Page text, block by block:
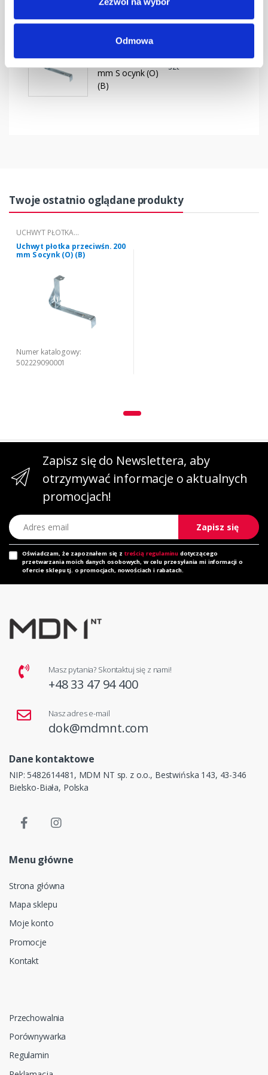
Odmowa
mm S
Uchwyt płotka
przeciwśn. 200
mm S ocynk (O)
(B)
szt –
Twoje ostatnio oglądane produkty
UCHWYT PŁOTKA
PRZECIWŚNIEGOWEGO "S" 200 (B)
Uchwyt płotka przeciwśn. 200
mm S ocynk (O) (B)
Numer katalogowy:
502229090001
Zapisz się do Newslettera, aby
otrzymywać informacje o aktualnych
promocjach!
Adres email
Zapisz się
Oświadczam, że zapoznałem się z treścią regulaminu dotyczącego
przetwarzania moich danych osobowych, w celu przesyłania mi informacji o
ofercie sklepu tj. o promocjach, nowościach i rabatach.
Masz pytania? Skontaktuj się z nami!
+48 33 47 94 400
Nasz adres e-mail
dok@mdmnt.com
Dane kontaktowe
NIP: 5482614481, MDM NT sp. z o.o., Bestwińska 143, 43-346
Bielsko-Biała, Polska
Menu główne
Strona główna
Mapa sklepu
Moje konto
Promocje
Kontakt
Przechowalnia
Porównywarka
Regulamin